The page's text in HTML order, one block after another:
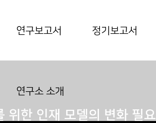
연구보고서 정기보고서
연구소 소개
위한 인재 모델의 변화 필요